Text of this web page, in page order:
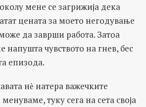
мене се загрижија дека
цената за моето негодување
да заврши работа. Затоа
напушта чувството на гнев, бес
епизода.
нѐ натера важечките
туку сега на сета своја